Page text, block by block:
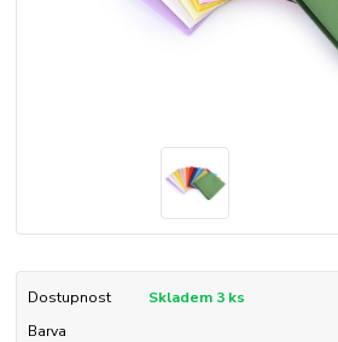
Dostupnost
Skladem 3 ks
Barva